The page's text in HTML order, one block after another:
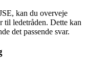
kan du overveje
til ledetråden. Dette kan
det passende svar.